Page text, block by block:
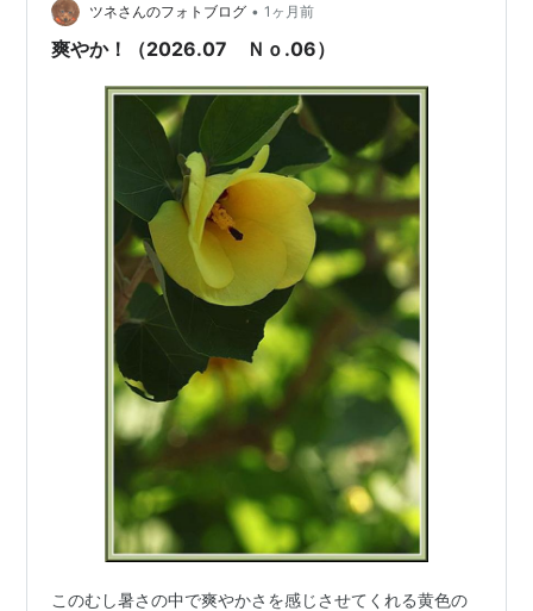
がします。 古くからその香りは、お香、虫除け、安眠枕
として重宝されてきたようです。 紫の小さな花ですが何
ツネさんのフォトブログ • 1ヶ月前
爽やか！（2026.07 Ｎｏ.06）
このむし暑さの中で爽やかさを感じさせてくれる黄色の